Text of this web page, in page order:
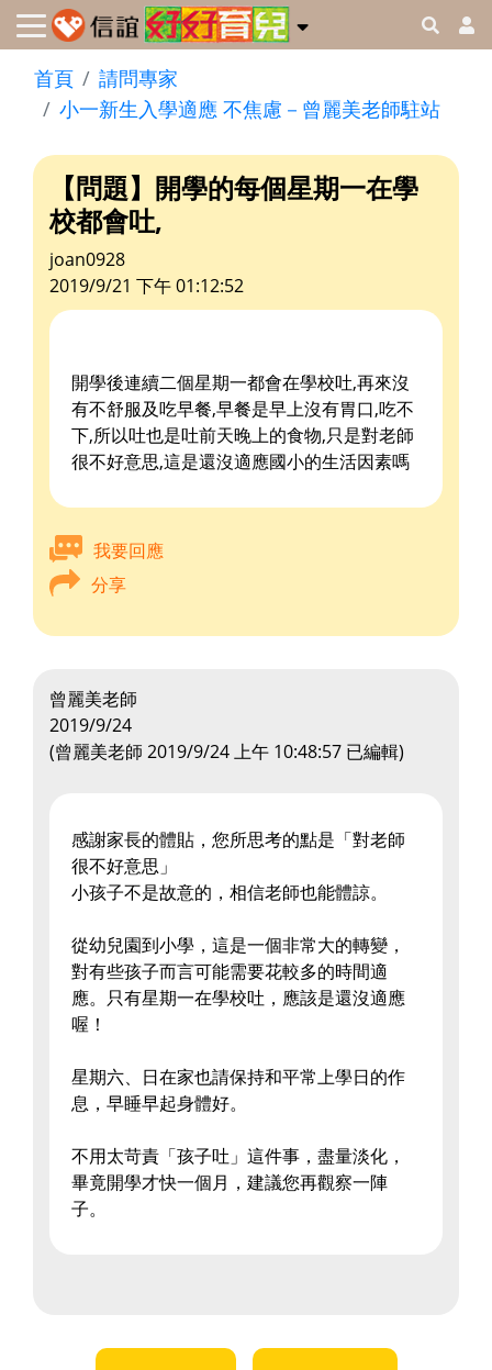
首頁
請問專家
小一新生入學適應 不焦慮－曾麗美老師駐站
【問題】開學的每個星期一在學
校都會吐,
joan0928
2019/9/21 下午 01:12:52
開學後連續二個星期一都會在學校吐,再來沒
有不舒服及吃早餐,早餐是早上沒有胃口,吃不
下,所以吐也是吐前天晚上的食物,只是對老師
很不好意思,這是還沒適應國小的生活因素嗎
我要回應
分享
曾麗美老師
2019/9/24
(曾麗美老師 2019/9/24 上午 10:48:57 已編輯)
感謝家長的體貼，您所思考的點是「對老師
很不好意思」
小孩子不是故意的，相信老師也能體諒。
從幼兒園到小學，這是一個非常大的轉變，
對有些孩子而言可能需要花較多的時間適
應。只有星期一在學校吐，應該是還沒適應
喔！
星期六、日在家也請保持和平常上學日的作
息，早睡早起身體好。
不用太苛責「孩子吐」這件事，盡量淡化，
畢竟開學才快一個月，建議您再觀察一陣
子。